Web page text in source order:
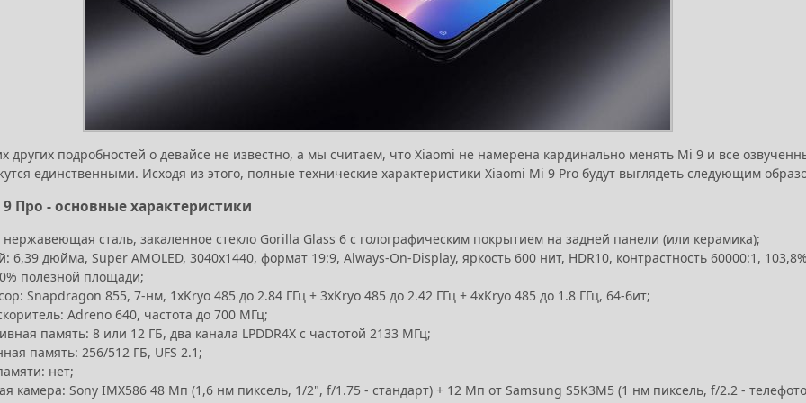
других подробностей о девайсе не известно, а мы считаем, что Xiaomi не намерена кардинально менять Mi 9 и все
единственными. Исходя из этого, полные технические характеристики Xiaomi Mi 9 Pro будут выглядеть следующим
Про - основные характеристики
нержавеющая сталь, закаленное стекло Gorilla Glass 6 с голографическим покрытием на задней панели (или керамика);
6,39 дюйма, Super AMOLED, 3040х1440, формат 19:9, Always-On-Display, яркость 600 нит, HDR10, контрастность 60000:1,
полезной площади;
Snapdragon 855, 7-нм, 1хKryo 485 до 2.84 ГГц + 3хKryo 485 до 2.42 ГГц + 4xKryo 485 до 1.8 ГГц, 64-бит;
Adreno 640, частота до 700 МГц;
память: 8 или 12 ГБ, два канала LPDDR4X с частотой 2133 МГц;
память: 256/512 ГБ, UFS 2.1;
нет;
камера: Sony IMX586 48 Мп (1,6 нм пиксель, 1/2", f/1.75 - стандарт) + 12 Мп от Samsung S5K3M5 (1 нм пиксель, f/2.2 -